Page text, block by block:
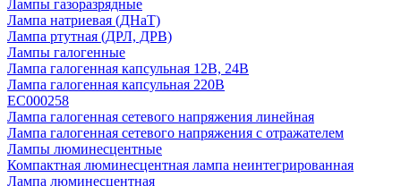
Лампы газоразрядные
Лампа натриевая (ДНаТ)
Лампа ртутная (ДРЛ, ДРВ)
Лампы галогенные
Лампа галогенная капсульная 12В, 24В
Лампа галогенная капсульная 220В
EC000258
Лампа галогенная сетевого напряжения линейная
Лампа галогенная сетевого напряжения с отражателем
Лампы люминесцентные
Компактная люминесцентная лампа неинтегрированная
Лампа люминесцентная